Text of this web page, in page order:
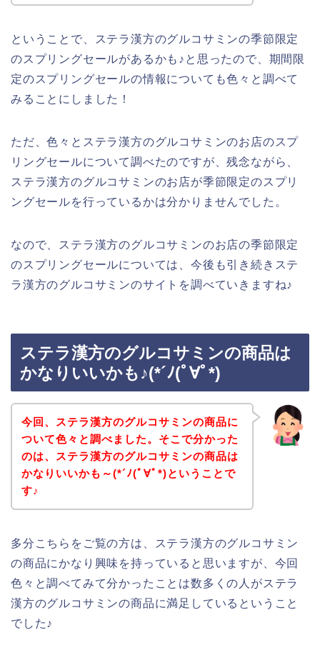
ということで、ステラ漢方のグルコサミンの季節限定
のスプリングセールがあるかも♪と思ったので、期間限
定のスプリングセールの情報についても色々と調べて
みることにしました！
ただ、色々とステラ漢方のグルコサミンのお店のスプ
リングセールについて調べたのですが、残念ながら、
ステラ漢方のグルコサミンのお店が季節限定のスプリ
ングセールを行っているかは分かりませんでした。
なので、ステラ漢方のグルコサミンのお店の季節限定
のスプリングセールについては、今後も引き続きステ
ラ漢方のグルコサミンのサイトを調べていきますね♪
ステラ漢方のグルコサミンの商品は
かなりいいかも♪(*´ﾉ(ﾟ∀ﾟ*)
今回、ステラ漢方のグルコサミンの商品に
ついて色々と調べました。そこで分かった
のは、ステラ漢方のグルコサミンの商品は
かなりいいかも～(*´ﾉ(ﾟ∀ﾟ*)ということで
す♪
多分こちらをご覧の方は、ステラ漢方のグルコサミン
の商品にかなり興味を持っていると思いますが、今回
色々と調べてみて分かったことは数多くの人がステラ
漢方のグルコサミンの商品に満足しているということ
でした♪